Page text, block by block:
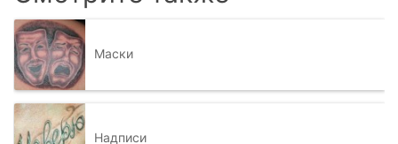
Маски
Надписи